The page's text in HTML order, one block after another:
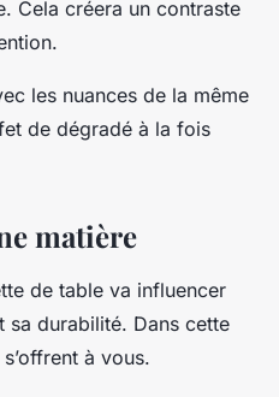
Cela créera un contraste
les nuances de la même
de dégradé à la fois
matière
de table va influencer
sa durabilité. Dans cette
à vous.